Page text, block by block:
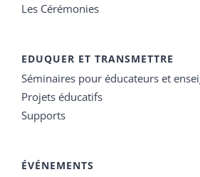
Les Cérémonies
EDUQUER ET TRANSMETTRE
Séminaires pour éducateurs et
Projets éducatifs
Supports
ÉVÉNEMENTS